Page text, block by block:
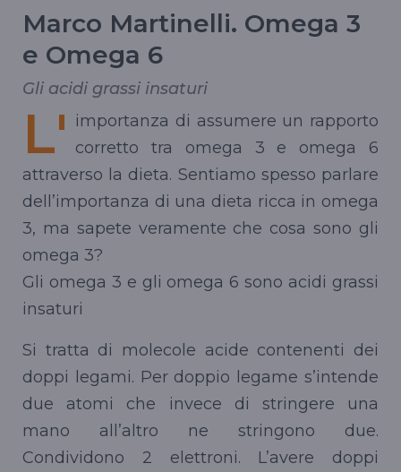
Marco Martinelli. Omega 3
e Omega 6
Gli acidi grassi insaturi
L'
importanza di assumere un rapporto
corretto tra omega 3 e omega 6
attraverso la dieta. Sentiamo spesso parlare
dell’importanza di una dieta ricca in omega
3, ma sapete veramente che cosa sono gli
omega 3?
Gli omega 3 e gli omega 6 sono acidi grassi
insaturi
Si tratta di molecole acide contenenti dei
doppi legami. Per doppio legame s’intende
due atomi che invece di stringere una
mano all’altro ne stringono due.
Condividono 2 elettroni. L’avere doppi